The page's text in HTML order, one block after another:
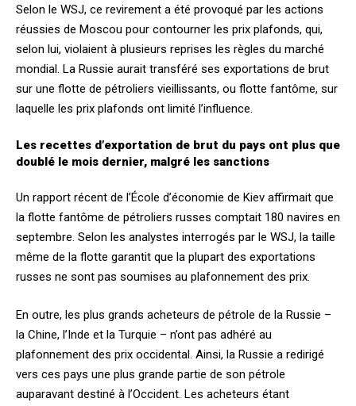
Selon le WSJ, ce revirement a été provoqué par les actions
réussies de Moscou pour contourner les prix plafonds, qui,
selon lui, violaient à plusieurs reprises les règles du marché
mondial. La Russie aurait transféré ses exportations de brut
sur une flotte de pétroliers vieillissants, ou flotte fantôme, sur
laquelle les prix plafonds ont limité l’influence.
Les recettes d’exportation de brut du pays ont plus que
doublé le mois dernier, malgré les sanctions
Un rapport récent de l’École d’économie de Kiev affirmait que
la flotte fantôme de pétroliers russes comptait 180 navires en
septembre. Selon les analystes interrogés par le WSJ, la taille
même de la flotte garantit que la plupart des exportations
russes ne sont pas soumises au plafonnement des prix.
En outre, les plus grands acheteurs de pétrole de la Russie –
la Chine, l’Inde et la Turquie – n’ont pas adhéré au
plafonnement des prix occidental. Ainsi, la Russie a redirigé
vers ces pays une plus grande partie de son pétrole
auparavant destiné à l’Occident. Les acheteurs étant